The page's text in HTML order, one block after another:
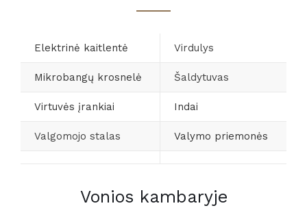
Elektrinė kaitlentė Virdulys
Mikrobangų krosnelė Šaldytuvas
Virtuvės įrankiai Indai
Valgomojo stalas Valymo priemonės
Vonios kambaryje